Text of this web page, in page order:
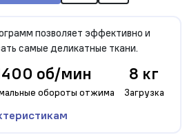
позволяет эффективно и
самые деликатные ткани.
об/мин
обороты отжима
8 кг
Загрузка